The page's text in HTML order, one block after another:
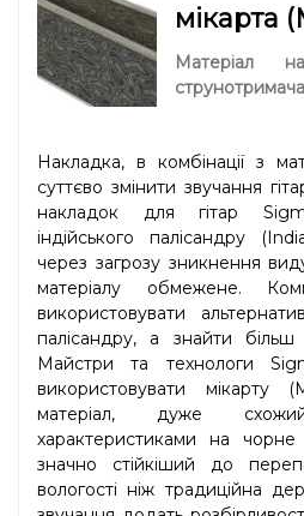
мікарта
Матеріал
струнотримача
Накладка, в комбінації з
суттєво змінити звучання
накладок для гітар
індійського палісандру
через загрозу зникнення
матеріалу обмежене.
використовувати
палісандру, а знайти більш
Майстри та технологи
використовувати мікарту
матеріал, дуже
характеристиками на
значно стійкіший до
вологості ніж традиційна